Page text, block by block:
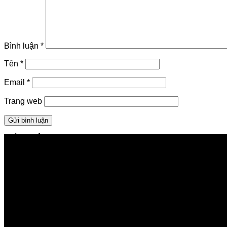
Bình luận *
Tên *
Email *
Trang web